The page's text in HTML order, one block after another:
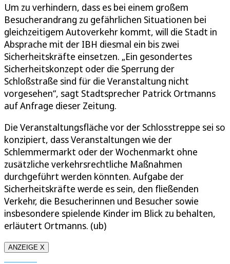
Um zu verhindern, dass es bei einem großem
Besucherandrang zu gefährlichen Situationen bei
gleichzeitigem Autoverkehr kommt, will die Stadt in
Absprache mit der IBH diesmal ein bis zwei
Sicherheitskräfte einsetzen. „Ein gesondertes
Sicherheitskonzept oder die Sperrung der
Schloßstraße sind für die Veranstaltung nicht
vorgesehen“, sagt Stadtsprecher Patrick Ortmanns
auf Anfrage dieser Zeitung.
Die Veranstaltungsfläche vor der Schlosstreppe sei so
konzipiert, dass Veranstaltungen wie der
Schlemmermarkt oder der Wochenmarkt ohne
zusätzliche verkehrsrechtliche Maßnahmen
durchgeführt werden könnten. Aufgabe der
Sicherheitskräfte werde es sein, den fließenden
Verkehr, die Besucherinnen und Besucher sowie
insbesondere spielende Kinder im Blick zu behalten,
erläutert Ortmanns. (ub)
ANZEIGE X